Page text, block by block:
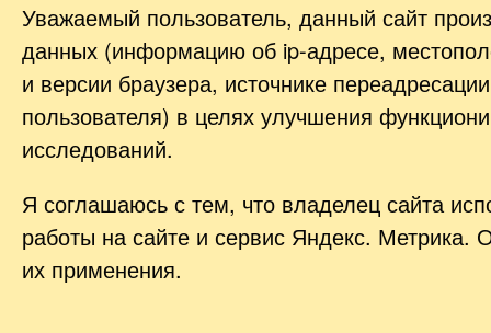
Уважаемый пользователь, данный сайт
данных (информацию об ip-адресе,
и версии браузера, источнике
пользователя) в целях улучшения
исследований.
Я соглашаюсь с тем, что владелец сайта
работы на сайте и сервис Яндекс. Метрика.
их применения.